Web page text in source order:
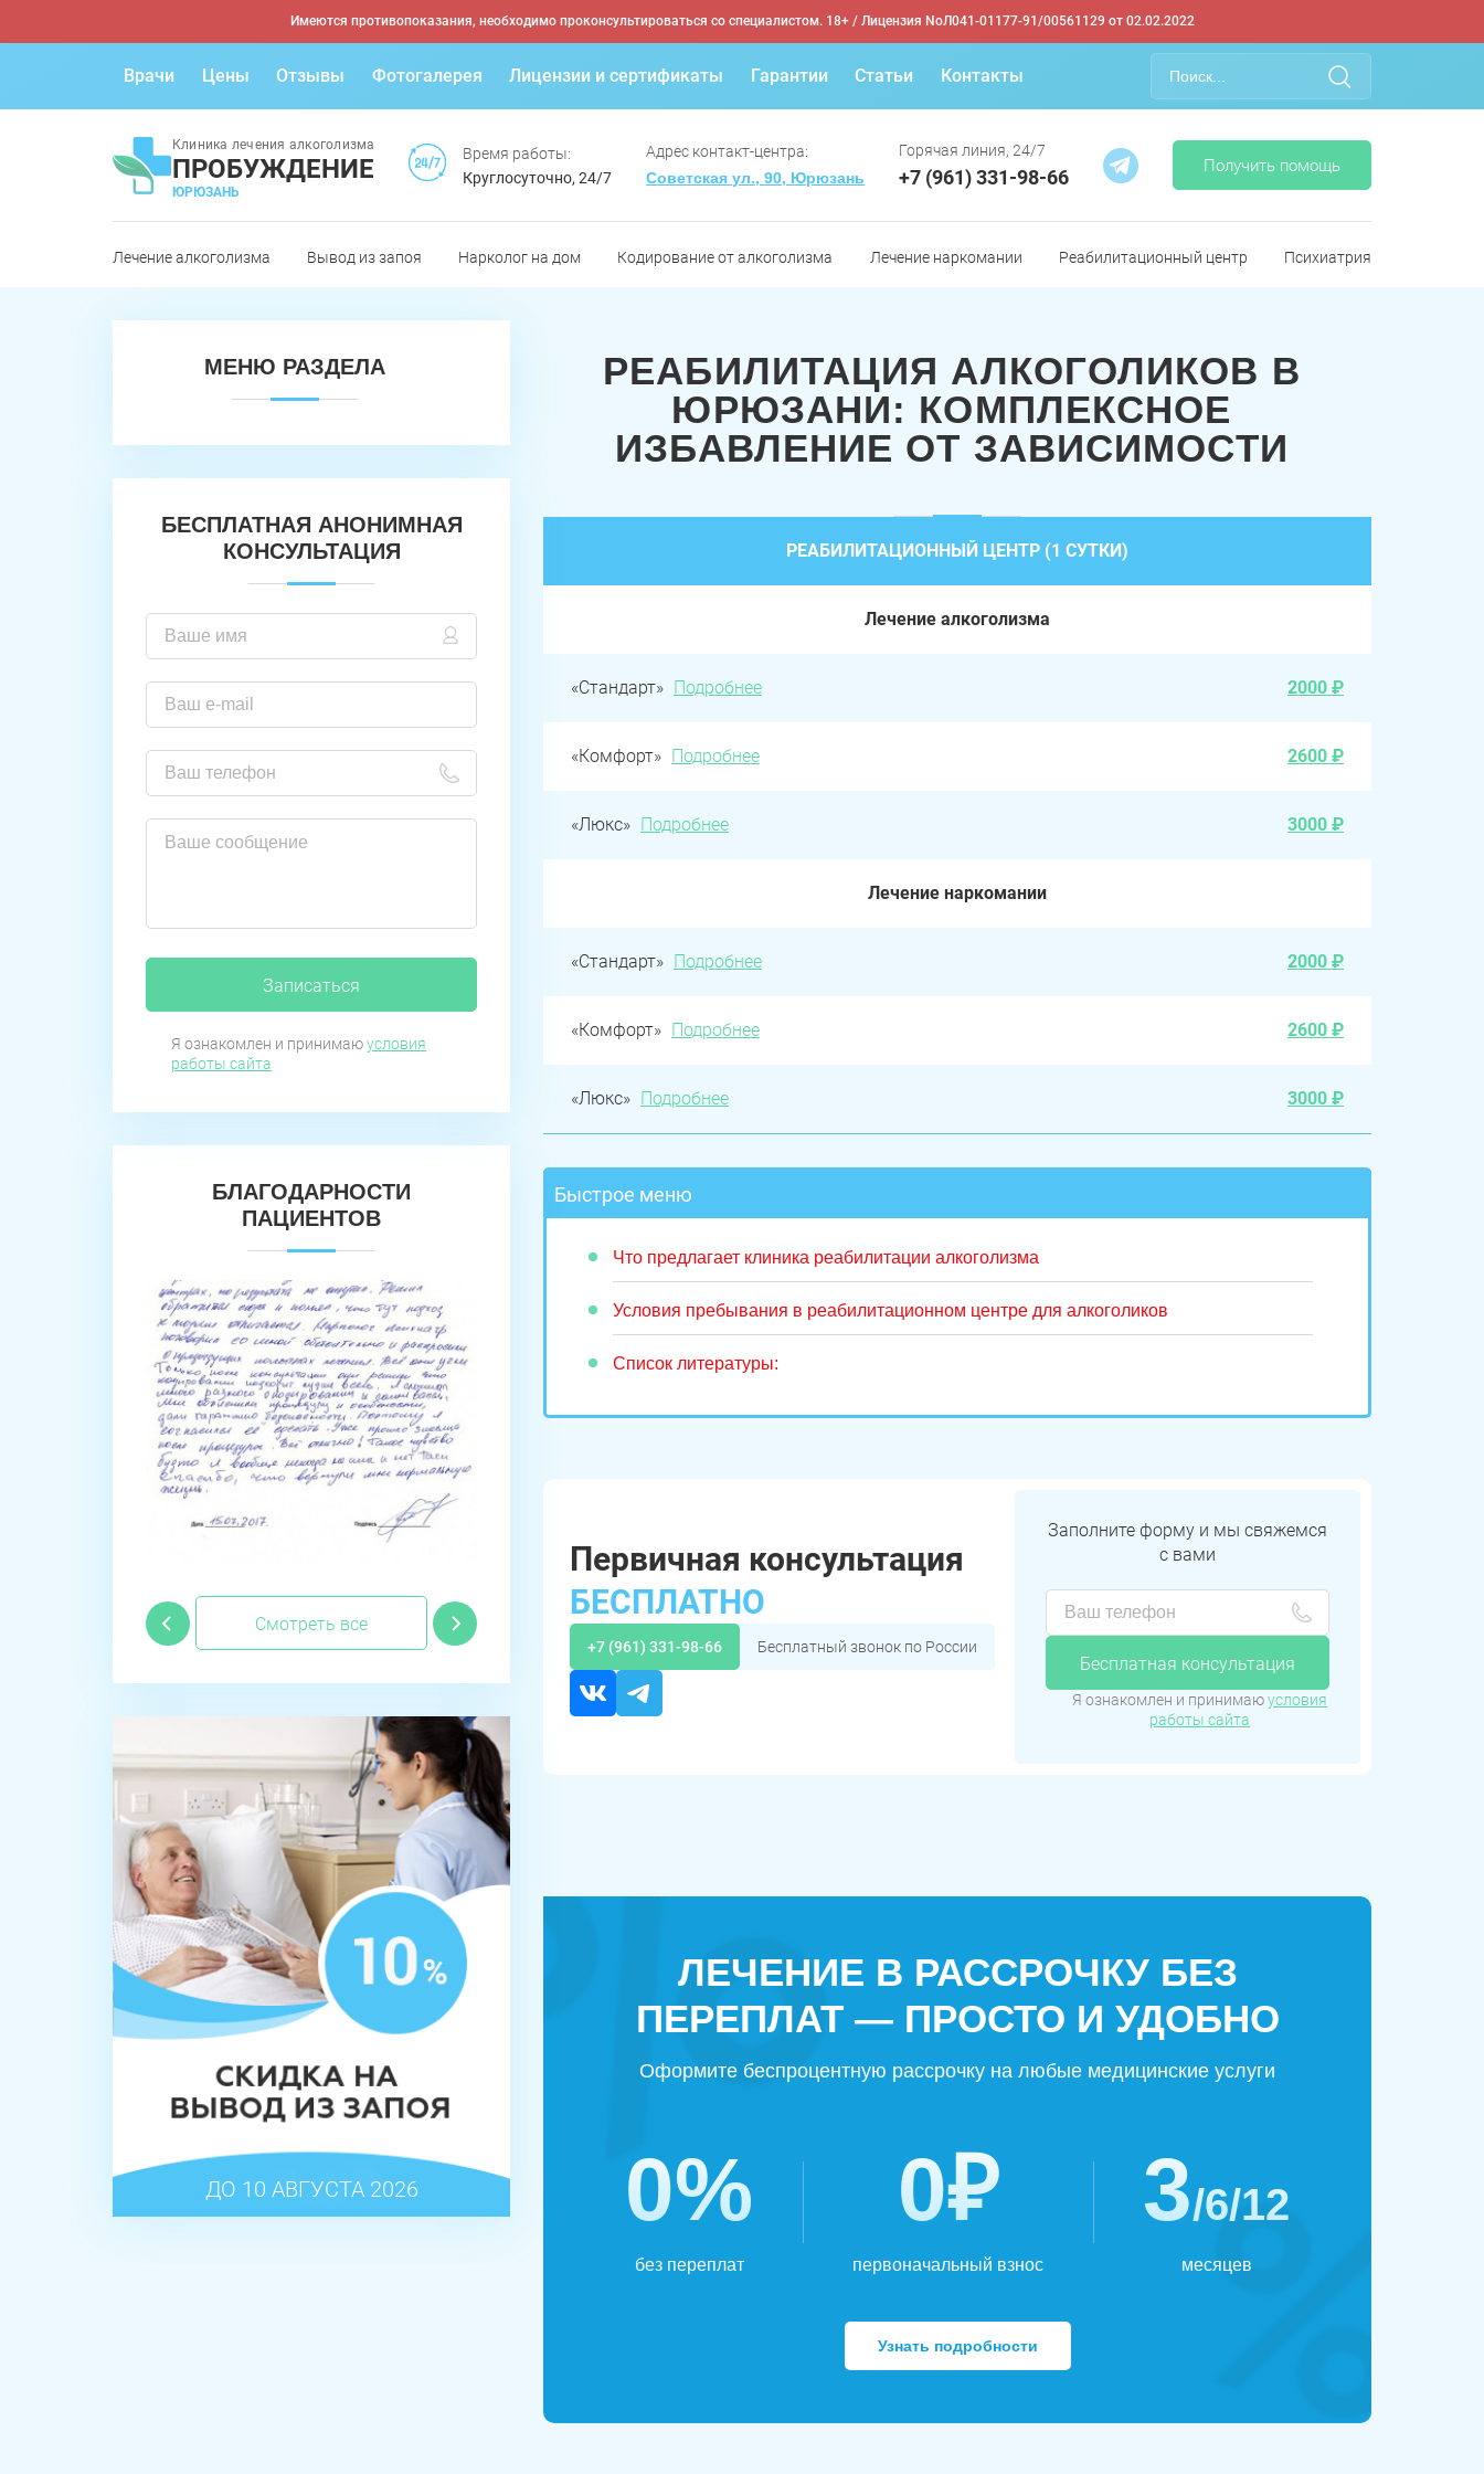
Имеются противопоказания, необходимо проконсультироваться со специалистом. 18+ / Лицензия NoЛ041-01177-91/00561129 от 02.02.2022
Врачи Цены Отзывы Фотогалерея Лицензии и сертификаты Гарантии Статьи Контакты
Клиника лечения алкоголизма
ПРОБУЖДЕНИЕ
ЮРЮЗАНЬ
Время работы:
Круглосуточно, 24/7
Адрес контакт-центра:
Советская ул., 90, Юрюзань
Горячая линия, 24/7
+7 (961) 331-98-66 Получить помощь
Лечение алкоголизма Вывод из запоя Нарколог на дом Кодирование от алкоголизма Лечение наркомании Реабилитационный центр Психиатрия
РЕАБИЛИТАЦИЯ АЛКОГОЛИКОВ В
ЮРЮЗАНИ: КОМПЛЕКСНОЕ
ИЗБАВЛЕНИЕ ОТ ЗАВИСИМОСТИ
РЕАБИЛИТАЦИОННЫЙ ЦЕНТР (1 СУТКИ)
Лечение алкоголизма
«Стандарт» Подробнее 2000 ₽
«Комфорт» Подробнее 2600 ₽
«Люкс» Подробнее 3000 ₽
Лечение наркомании
«Стандарт» Подробнее 2000 ₽
«Комфорт» Подробнее 2600 ₽
«Люкс» Подробнее 3000 ₽
Быстрое меню
Что предлагает клиника реабилитации алкоголизма
Условия пребывания в реабилитационном центре для алкоголиков
Список литературы:
Первичная консультация
БЕСПЛАТНО
+7 (961) 331-98-66 Бесплатный звонок по России
Заполните форму и мы свяжемся
с вами
Бесплатная консультация
Я ознакомлен и принимаюусловия
работы сайта
ЛЕЧЕНИЕ В РАССРОЧКУ БЕЗ
ПЕРЕПЛАТ — ПРОСТО И УДОБНО
Оформите беспроцентную рассрочку на любые медицинские услуги
0%
без переплат
0₽
первоначальный взнос
3/6/12
месяцев
Узнать подробности
МЕНЮ РАЗДЕЛА
БЕСПЛАТНАЯ АНОНИМНАЯ
КОНСУЛЬТАЦИЯ
Записаться
Я ознакомлен и принимаюусловия
работы сайта
БЛАГОДАРНОСТИ
ПАЦИЕНТОВ
Смотреть все
ДО 10 АВГУСТА 2026
ПОЛУЧИТЬ ПОМОЩЬ
ЗАДАТЬ ВОПРОС
ПОЛУЧИТЬ ПОМОЩЬ
ПОЛУЧИТЬ ПОМОЩЬ